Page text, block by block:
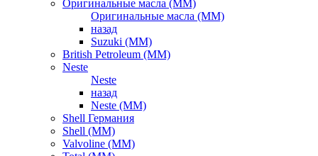
Оригинальные масла (ММ)
Оригинальные масла (ММ)
назад
Suzuki (ММ)
British Petroleum (ММ)
Neste
Neste
назад
Neste (ММ)
Shell Германия
Shell (ММ)
Valvoline (ММ)